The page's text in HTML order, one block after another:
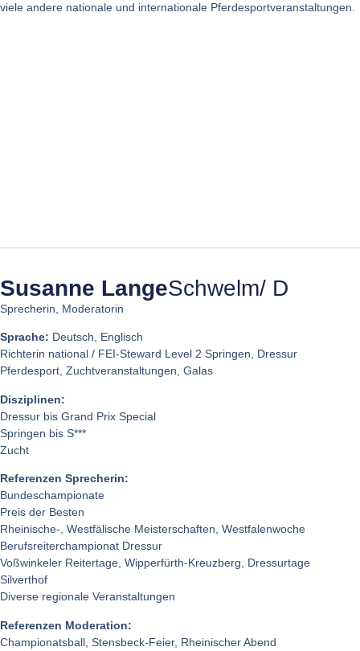
viele andere nationale und internationale Pferdesportveranstaltungen.
Susanne LangeSchwelm/ D
Sprecherin, Moderatorin
Sprache: Deutsch, Englisch
Richterin national / FEI-Steward Level 2 Springen, Dressur
Pferdesport, Zuchtveranstaltungen, Galas
Disziplinen:
Dressur bis Grand Prix Special
Springen bis S***
Zucht
Referenzen Sprecherin:
Bundeschampionate
Preis der Besten
Rheinische-, Westfälische Meisterschaften, Westfalenwoche
Berufsreiterchampionat Dressur
Voßwinkeler Reitertage, Wipperfürth-Kreuzberg, Dressurtage
Silverthof
Diverse regionale Veranstaltungen
Referenzen Moderation:
Championatsball, Stensbeck-Feier, Rheinischer Abend